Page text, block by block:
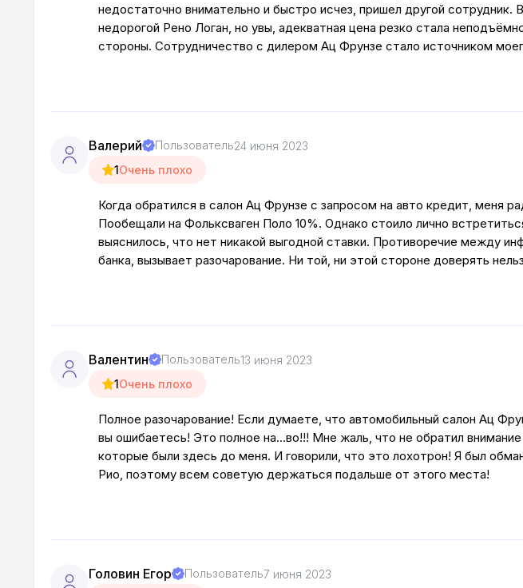
недостаточно внимательно и быстро исчез, пришел другой
недорогой Рено Логан, но увы, адекватная цена резко стала
стороны. Сотрудничество с дилером Ац Фрунзе стало источником
Валерий Пользователь24 июня 2023
1Очень плохо
Когда обратился в салон Ац Фрунзе с запросом на авто кредит, меня
Пообещали на Фольксваген Поло 10%. Однако стоило лично
выяснилось, что нет никакой выгодной ставки. Противоречие между
банка, вызывает разочарование. Ни той, ни этой стороне доверять
Валентин Пользователь13 июня 2023
1Очень плохо
Полное разочарование! Если думаете, что автомобильный салон Ац
вы ошибаетесь! Это полное на...во!!! Мне жаль, что не обратил
которые были здесь до меня. И говорили, что это лохотрон! Я был
Рио, поэтому всем советую держаться подальше от этого места!
Головин Егор Пользователь7 июня 2023